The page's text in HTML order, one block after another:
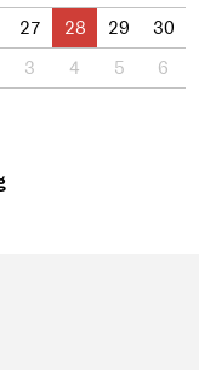
27 28 29
30
3 4 5 6